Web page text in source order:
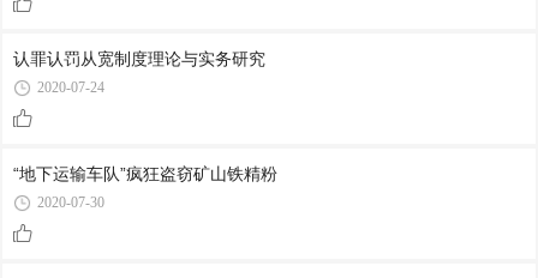
认罪认罚从宽制度理论与实务研究
2020-07-24
“地下运输车队”疯狂盗窃矿山铁精粉
2020-07-30